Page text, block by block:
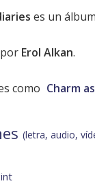
es un
Erol Alkan.
como Charm
(letra, audio,